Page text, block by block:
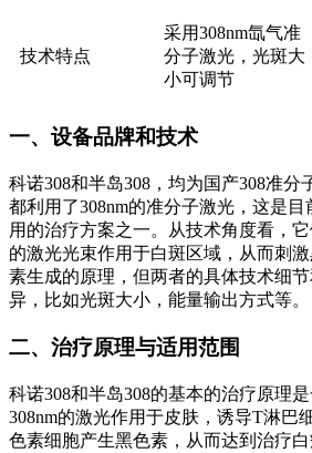
技术特点
采用308nm氙气准
分子激光，光斑大
小可调节
一、设备品牌和技术
科诺308和半岛308，均为国产308准分
都利用了308nm的准分子激光，这是
用的治疗方案之一。从技术角度看，
的激光光束作用于白斑区域，从而刺
素生成的原理，但两者的具体技术细
异，比如光斑大小，能量输出方式等。
二、治疗原理与适用范围
科诺308和半岛308的基本的治疗原理
308nm的激光作用于皮肤，诱导T淋巴
色素细胞产生黑色素，从而达到治疗